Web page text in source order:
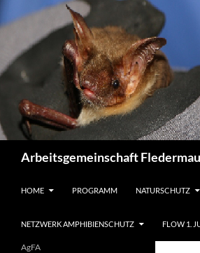
Arbeitsgemeinschaft
HOME
PROGRAMM NATURSCHUTZ
NETZWERK AMPHIBIENSCHUTZ FLOW 1.
AgFA